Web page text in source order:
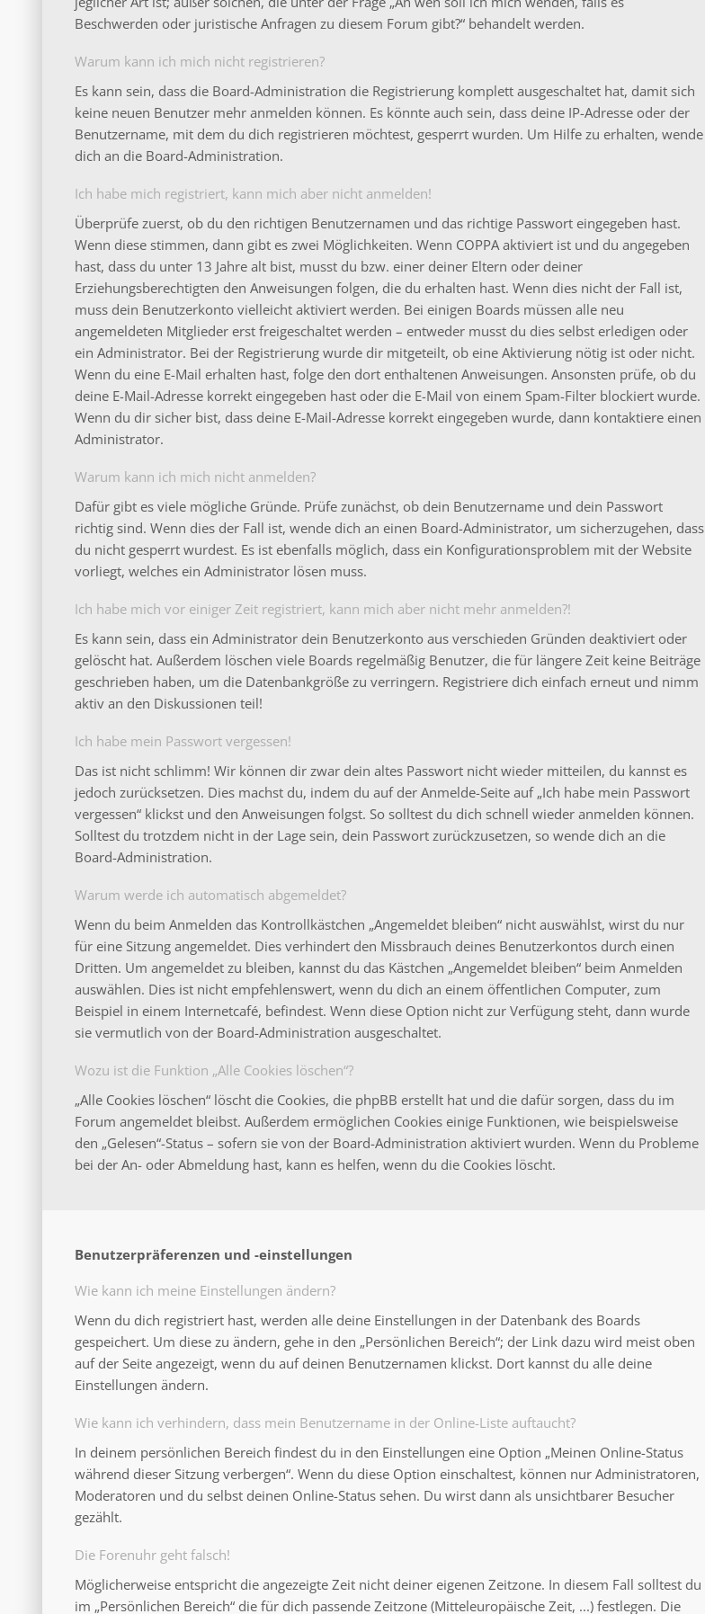
Beschwerden oder juristische Anfragen zu diesem Forum gibt?“ behandelt werden.
Warum kann ich mich nicht registrieren?
Es kann sein, dass die Board-Administration die Registrierung komplett ausgeschaltet hat, damit sich
keine neuen Benutzer mehr anmelden können. Es könnte auch sein, dass deine IP-Adresse oder der
Benutzername, mit dem du dich registrieren möchtest, gesperrt wurden. Um Hilfe zu erhalten, wende
dich an die Board-Administration.
Ich habe mich registriert, kann mich aber nicht anmelden!
Überprüfe zuerst, ob du den richtigen Benutzernamen und das richtige Passwort eingegeben hast.
Wenn diese stimmen, dann gibt es zwei Möglichkeiten. Wenn COPPAaktiviert ist und du angegeben
hast, dass du unter 13 Jahre alt bist, musst du bzw. einer deiner Eltern oder deiner
Erziehungsberechtigten den Anweisungen folgen, die du erhalten hast. Wenn dies nicht der Fall ist,
muss dein Benutzerkonto vielleicht aktiviert werden. Bei einigen Boards müssen alle neu
angemeldeten Mitglieder erst freigeschaltet werden – entweder musst du dies selbst erledigen oder
ein Administrator. Bei der Registrierung wurde dir mitgeteilt, ob eine Aktivierung nötig ist oder nicht.
Wenn du eine E-Mail erhalten hast, folge den dort enthaltenen Anweisungen. Ansonsten prüfe, ob du
deine E-Mail-Adresse korrekt eingegeben hast oder die E-Mail von einem Spam-Filter blockiert wurde.
Wenn du dir sicher bist, dass deine E-Mail-Adresse korrekt eingegeben wurde, dann kontaktiere einen
Administrator.
Warum kann ich mich nicht anmelden?
Dafür gibt es viele mögliche Gründe. Prüfe zunächst, ob dein Benutzername und dein Passwort
richtig sind. Wenn dies der Fall ist, wende dich an einen Board-Administrator, um sicherzugehen, dass
du nicht gesperrt wurdest. Es ist ebenfalls möglich, dass ein Konfigurationsproblem mit der Website
vorliegt, welches ein Administrator lösen muss.
Ich habe mich vor einiger Zeit registriert, kann mich aber nicht mehr anmelden?!
Es kann sein, dass ein Administrator dein Benutzerkonto aus verschieden Gründen deaktiviert oder
gelöscht hat. Außerdem löschen viele Boards regelmäßig Benutzer, die für längere Zeit keine Beiträge
geschrieben haben, um die Datenbankgröße zu verringern. Registriere dich einfach erneut und nimm
aktiv an den Diskussionen teil!
Ich habe mein Passwort vergessen!
Das ist nicht schlimm! Wir können dir zwar dein altes Passwort nicht wieder mitteilen, du kannst es
jedoch zurücksetzen. Dies machst du, indem du auf der Anmelde-Seite auf „Ich habe mein Passwort
vergessen“ klickst und den Anweisungen folgst. So solltest du dich schnell wieder anmelden können.
Solltest du trotzdem nicht in der Lage sein, dein Passwort zurückzusetzen, so wende dich an die
Board-Administration.
Warum werde ich automatisch abgemeldet?
Wenn du beim Anmelden das Kontrollkästchen „Angemeldet bleiben“ nicht auswählst, wirst du nur
für eine Sitzung angemeldet. Dies verhindert den Missbrauch deines Benutzerkontos durch einen
Dritten. Um angemeldet zu bleiben, kannst du das Kästchen „Angemeldet bleiben“ beim Anmelden
auswählen. Dies ist nicht empfehlenswert, wenn du dich an einem öffentlichen Computer, zum
Beispiel in einem Internetcafé, befindest. Wenn diese Option nicht zur Verfügung steht, dann wurde
sie vermutlich von der Board-Administration ausgeschaltet.
Wozu ist die Funktion „Alle Cookies löschen“?
„Alle Cookies löschen“ löscht die Cookies, die phpBB erstellt hat und die dafür sorgen, dass du im
Forum angemeldet bleibst. Außerdem ermöglichen Cookies einige Funktionen, wie beispielsweise
den „Gelesen“-Status – sofern sie von der Board-Administration aktiviert wurden. Wenn du Probleme
bei der An- oder Abmeldung hast, kann es helfen, wenn du die Cookies löscht.
Benutzerpräferenzen und -einstellungen
Wie kann ich meine Einstellungen ändern?
Wenn du dich registriert hast, werden alle deine Einstellungen in der Datenbank des Boards
gespeichert. Um diese zu ändern, gehe in den „Persönlichen Bereich“; der Link dazu wird meist oben
auf der Seite angezeigt, wenn du auf deinen Benutzernamen klickst. Dort kannst du alle deine
Einstellungen ändern.
Wie kann ich verhindern, dass mein Benutzername in der Online-Liste auftaucht?
In deinem persönlichen Bereich findest du in den Einstellungen eine Option „Meinen Online-Status
während dieser Sitzung verbergen“. Wenn du diese Option einschaltest, können nur Administratoren,
Moderatoren und du selbst deinen Online-Status sehen. Du wirst dann als unsichtbarer Besucher
gezählt.
Die Forenuhr geht falsch!
Möglicherweise entspricht die angezeigte Zeit nicht deiner eigenen Zeitzone. In diesem Fall solltest du
im „Persönlichen Bereich“ die für dich passende Zeitzone (Mitteleuropäische Zeit, ...) festlegen. Die